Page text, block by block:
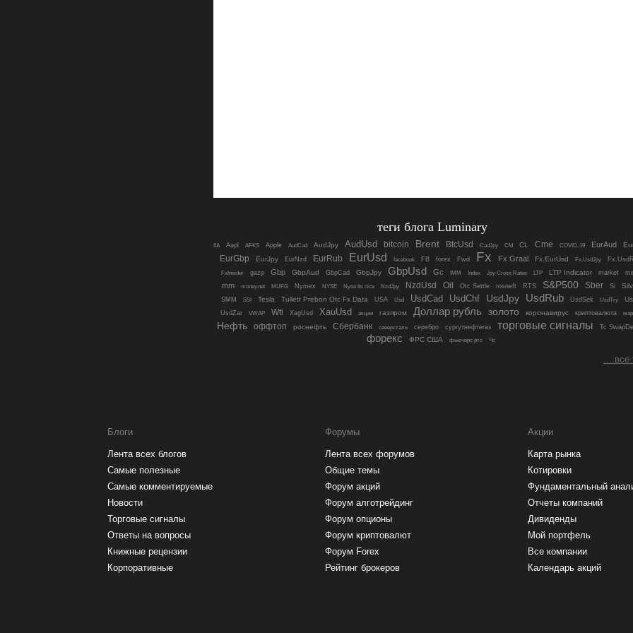
теги блога Luminary
6A Aapl AFKS Apple AudCad AudJpy AudUsd bitcoin Brent BtcUsd CadJpy Cfd CL Cme COVID-19 EurAud
EurGbp EurJpy EurNzd EurRub EurUsd facebook FB forex Fwd Fx Fx Graal Fx.EurUsd Fx.UsdJpy
FxInsider gazp Gbp GbpAud GbpCad GbpJpy GbpUsd Gc IMM Index Jpy Cross Rates LTP LTP Indicator market
mm money.net MUFG Nymex NYSE Nyse Its nice NzdJpy NzdUsd Oil Otc Settle rosneft RTS S&P500 Sber Si
SMM SSI Tesla Tullett Prebon Otc Fx Data USA Usd UsdCad UsdChf UsdJpy UsdRub UsdSek UsdTry
UsdZar VWAP Wti XagUsd XauUsd акции газпром Доллар рубль золото коронавирус криптовалюта
Нефть оффтоп роснефть Сбербанк северсталь серебро сургутнефтегаз торговые сигналы Тс
форекс ФРС США фьючерс ртс Чс
....все
Блоги
Лента всех блогов
Самые полезные
Самые комментируемые
Новости
Торговые сигналы
Ответы на вопросы
Книжные рецензии
Корпоративные
Форумы
Лента всех форумов
Общие темы
Форум акций
Форум алготрейдинг
Форум опционы
Форум криптовалют
Форум Forex
Рейтинг брокеров
Акции
Карта рынка
Котировки
Фундаментальный
Отчеты компаний
Дивиденды
Мой портфель
Все компании
Календарь акций